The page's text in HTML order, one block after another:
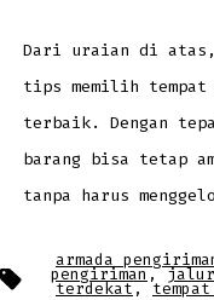
Dari uraian di
tips memilih tempat
terbaik. Dengan
barang bisa tetap
tanpa harus
Tags
armada
pengiriman,jalur
terdekat,